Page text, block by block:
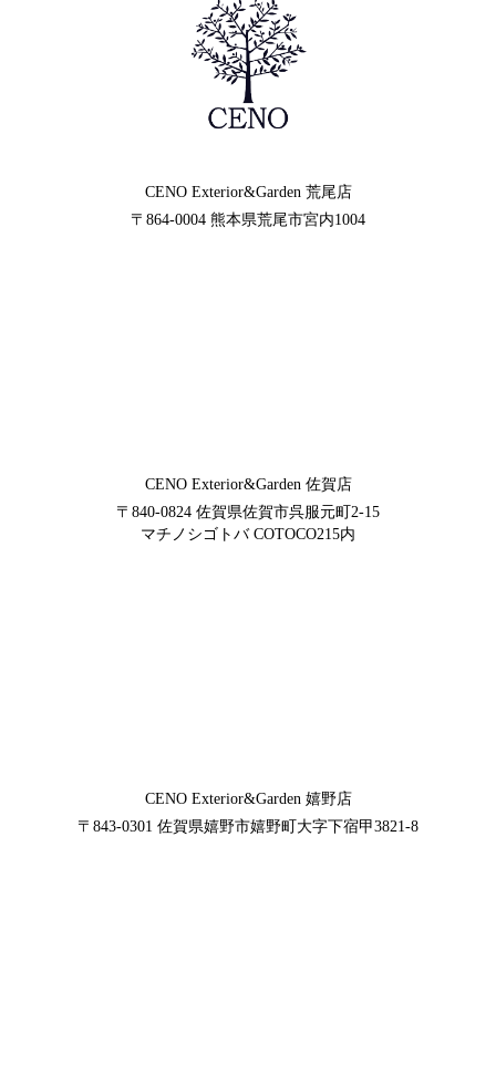
CENO Exterior&Garden荒尾店
〒864-0004 熊本県荒尾市宮内1004
CENO Exterior&Garden佐賀店
〒840-0824 佐賀県佐賀市呉服元町2-15
マチノシゴトバ COTOCO215内
CENO Exterior&Garden嬉野店
〒843-0301 佐賀県嬉野市嬉野町大字下宿甲3821-8